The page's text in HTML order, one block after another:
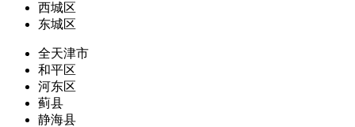
西城区
东城区
全天津市
和平区
河东区
蓟县
静海县